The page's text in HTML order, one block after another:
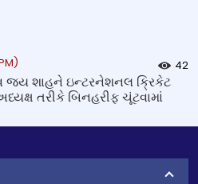
42
જય શાહને ઇન્ટરનેશનલ ક્રિકેટ
તરીકે બિનહરીફ ચૂંટવામાં